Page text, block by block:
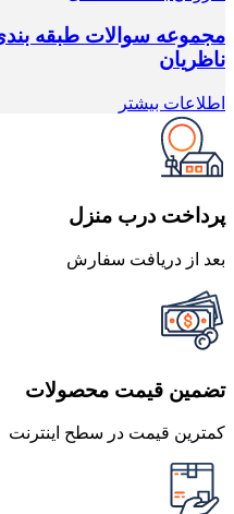
مجموعه سوالات طبقه
ناظریان
اطلاعات بیشتر
پرداخت درب منزل
بعد از دریافت سفارش
تضمین قیمت محصولات
کمترین قیمت در سطح اینترنت